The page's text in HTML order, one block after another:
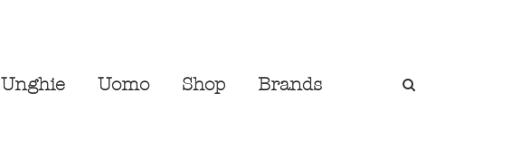
Unghie Uomo Shop Brands